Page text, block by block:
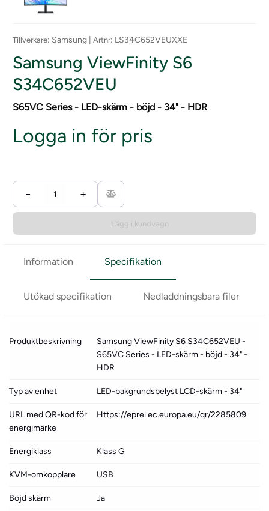
Tillverkare: Samsung | Artnr: LS34C652VEUXXE
Samsung ViewFinity S6
S34C652VEU
S65VC Series - LED-skärm - böjd - 34" - HDR
Logga in för pris
− +
Lägg i kundvagn
Information Specifikation
Utökad specifikation Nedladdningsbara filer
Produktbeskrivning
Samsung ViewFinity S6 S34C652VEU -
S65VC Series - LED-skärm - böjd - 34" -
HDR
Typ av enhet LED-bakgrundsbelyst LCD-skärm - 34"
URL med QR-kod för
energimärke
Https://eprel.ec.europa.eu/qr/2285809
Energiklass Klass G
KVM-omkopplare USB
Böjd skärm Ja